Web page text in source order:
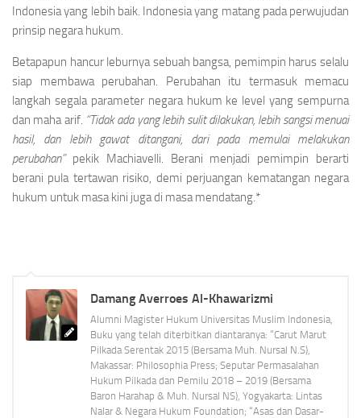
Indonesia yang lebih baik. Indonesia yang matang pada perwujudan
prinsip negara hukum.
Betapapun hancur leburnya sebuah bangsa, pemimpin harus selalu
siap membawa perubahan. Perubahan itu termasuk memacu
langkah segala parameter negara hukum ke level yang sempurna
dan maha arif. “Tidak ada yang lebih sulit dilakukan, lebih sangsi menuai
hasil, dan lebih gawat ditangani, dari pada memulai melakukan
perubahan”pekik Machiavelli. Berani menjadi pemimpin berarti
berani pula tertawan risiko, demi perjuangan kematangan negara
hukum untuk masa kini juga di masa mendatang.*
Damang Averroes Al-Khawarizmi
Alumni Magister Hukum Universitas Muslim Indonesia,
Buku yang telah diterbitkan diantaranya: “Carut Marut
Pilkada Serentak 2015 (Bersama Muh. Nursal N.S),
Makassar: Philosophia Press; Seputar Permasalahan
Hukum Pilkada dan Pemilu 2018 – 2019 (Bersama
Baron Harahap & Muh. Nursal NS), Yogyakarta: Lintas
Nalar & Negara Hukum Foundation; “Asas dan Dasar-